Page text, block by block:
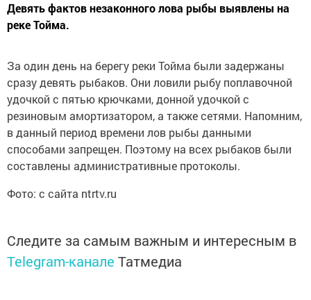
Девять фактов незаконного лова рыбы выявлены на
реке Тойма.
За один день на берегу реки Тойма были задержаны
сразу девять рыбаков. Они ловили рыбу поплавочной
удочкой с пятью крючками, донной удочкой с
резиновым амортизатором, а также сетями. Напомним,
в данный период времени лов рыбы данными
способами запрещен. Поэтому на всех рыбаков были
составлены административные протоколы.
Фото: с сайта ntrtv.ru
Следите за самым важным и интересным в
Telegram-канале Татмедиа